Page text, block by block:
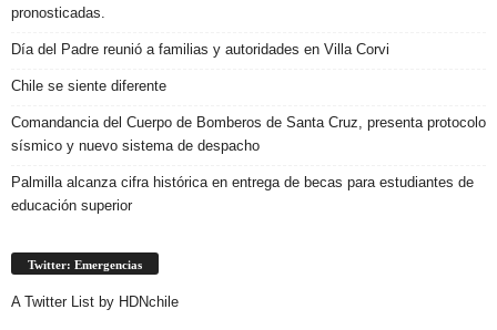
pronosticadas.
Día del Padre reunió a familias y autoridades en Villa Corvi
Chile se siente diferente
Comandancia del Cuerpo de Bomberos de Santa Cruz, presenta protocolo
sísmico y nuevo sistema de despacho
Palmilla alcanza cifra histórica en entrega de becas para estudiantes de
educación superior
Twitter: Emergencias
A Twitter List by HDNchile